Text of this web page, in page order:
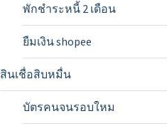
พักชำระหนี้ 2 เดือน
ยืมเงิน shopee
สินเชื่อสิบหมื่น
บัตรคนจนรอบใหม